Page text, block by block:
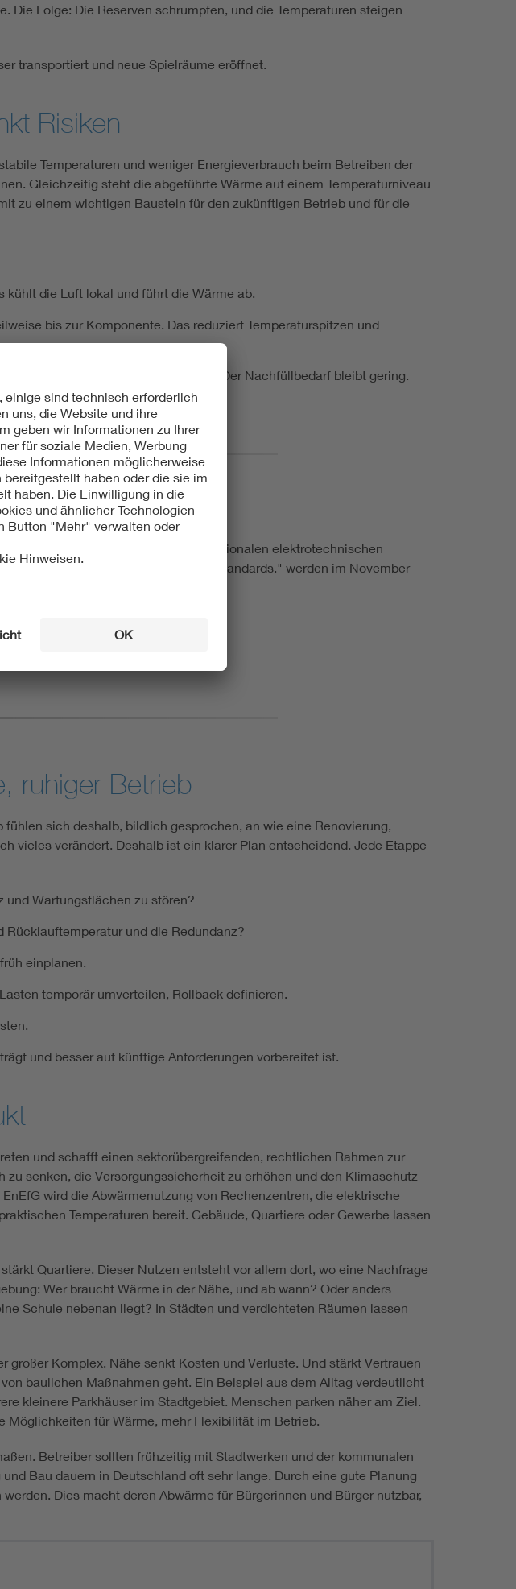
Folge: Die Reserven schrumpfen, und die Temperaturen steigen
transportiert und neue Spielräume eröffnet.
Risiken
Temperaturen und weniger Energieverbrauch beim Betreiben der
Gleichzeitig steht die abgeführte Wärme auf einem Temperaturniveau
zu einem wichtigen Baustein für den zukünftigen Betrieb und für die
kühlt die Luft lokal und führt die Wärme ab.
bis zur Komponente. Das reduziert Temperaturspitzen und
nicht, sondern bleibt im System. Der Nachfüllbedarf bleibt gering.
des Jahresevents der internationalen elektrotechnischen
"Global Development. Driven by Standards." werden im November
erwartet.
ruhiger Betrieb
sich deshalb, bildlich gesprochen, an wie eine Renovierung,
vieles verändert. Deshalb ist ein klarer Plan entscheidend. Jede Etappe
und Wartungsflächen zu stören?
und die Redundanz?
einplanen.
temporär umverteilen, Rollback definieren.
und besser auf künftige Anforderungen vorbereitet ist.
und schafft einen sektorübergreifenden, rechtlichen Rahmen zur
senken, die Versorgungssicherheit zu erhöhen und den Klimaschutz
wird die Abwärmenutzung von Rechenzentren, die elektrische
Temperaturen bereit. Gebäude, Quartiere oder Gewerbe lassen
Quartiere. Dieser Nutzen entsteht vor allem dort, wo eine Nachfrage
Wer braucht Wärme in der Nähe, und ab wann? Oder anders
Schule nebenan liegt? In Städten und verdichteten Räumen lassen
Komplex. Nähe senkt Kosten und Verluste. Und stärkt Vertrauen
baulichen Maßnahmen geht. Ein Beispiel aus dem Alltag verdeutlicht
kleinere Parkhäuser im Stadtgebiet. Menschen parken näher am Ziel.
Möglichkeiten für Wärme, mehr Flexibilität im Betrieb.
Betreiber sollten frühzeitig mit Stadtwerken und der kommunalen
Bau dauern in Deutschland oft sehr lange. Durch eine gute Planung
Dies macht deren Abwärme für Bürgerinnen und Bürger nutzbar,